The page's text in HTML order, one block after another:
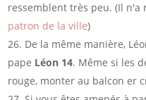
ressemblent très peu. (Il n'a
patron de la ville)
De la même manière,
pape Léon 14. Même si les
rouge, monter au balcon er